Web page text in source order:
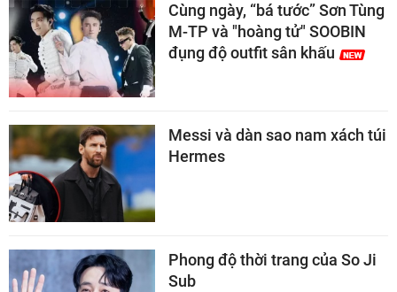
Cùng ngày, “bá tước” Sơn Tùng
M-TP và "hoàng tử" SOOBIN
đụng độ outfit sân khấu
Messi và dàn sao nam xách túi
Hermes
Phong độ thời trang của So Ji
Sub